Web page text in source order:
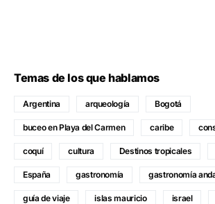
Temas de los que hablamos
Argentina arqueología Bogotá
buceo en Playa del Carmen caribe
coquí cultura Destinos tropicales
España gastronomía gastronomía
guía de viaje islas mauricio israel